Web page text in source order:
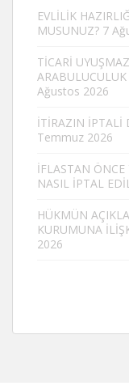
EVLİLİK
MUSUNUZ? 7
TİCARİ
ARABULUCULUK
Ağustos 2026
İTİRAZIN İPTALİ
Temmuz 2026
İFLASTAN
NASIL İPTAL
HÜKMÜN
KURUMUNA
2026